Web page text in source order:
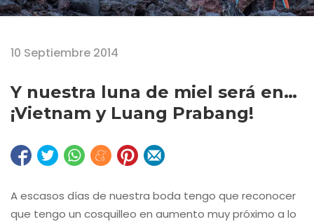
10 Septiembre 2014
Y nuestra luna de miel será en…
¡Vietnam y Luang Prabang!
A escasos días de nuestra boda tengo que reconocer
que tengo un cosquilleo en aumento muy próximo a lo